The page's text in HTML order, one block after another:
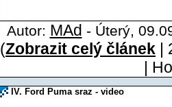
Autor: MAd - Úterý,
(Zobrazit celý článek |
|
IV. Ford Puma sraz - video